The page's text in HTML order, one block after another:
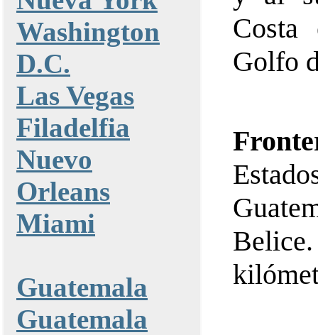
Washington
D.C.
Las Vegas
Filadelfia
Nuevo
Orleans
Miami
Guatemala
Guatemala
Golfo